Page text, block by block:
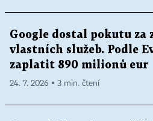
Google dostal pokutu za
vlastních služeb. Podle
zaplatit 890 milionů eur
24. 7. 2026 ▪ 3 min. čtení